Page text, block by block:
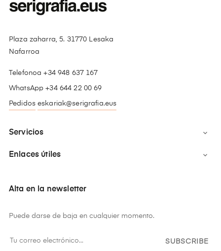
Plaza zaharra, 5. 31770 Lesaka
Nafarroa
Telefonoa +34 948 637 167
WhatsApp +34 644 22 00 69
Pedidos eskariak@serigrafia.eus
Servicios 
Enlaces útiles 
Alta en la newsletter
Puede darse de baja en cualquier momento.
SUBSCRIBE